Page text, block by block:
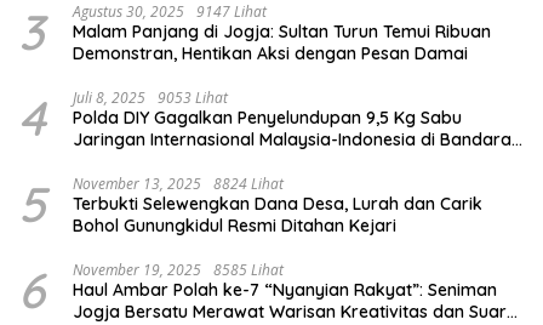
3 Agustus 30, 2025 9147 Lihat
Malam Panjang di Jogja: Sultan Turun Temui Ribuan
Demonstran, Hentikan Aksi dengan Pesan Damai
4 Juli 8, 2025 9053 Lihat
Polda DIY Gagalkan Penyelundupan 9,5 Kg Sabu
Jaringan Internasional Malaysia-Indonesia di Bandara
5 November 13, 2025 8824 Lihat
Terbukti Selewengkan Dana Desa, Lurah dan Carik
Bohol Gunungkidul Resmi Ditahan Kejari
6 November 19, 2025 8585 Lihat
Haul Ambar Polah ke-7 “Nyanyian Rakyat”: Seniman
Jogja Bersatu Merawat Warisan Kreativitas dan Suara